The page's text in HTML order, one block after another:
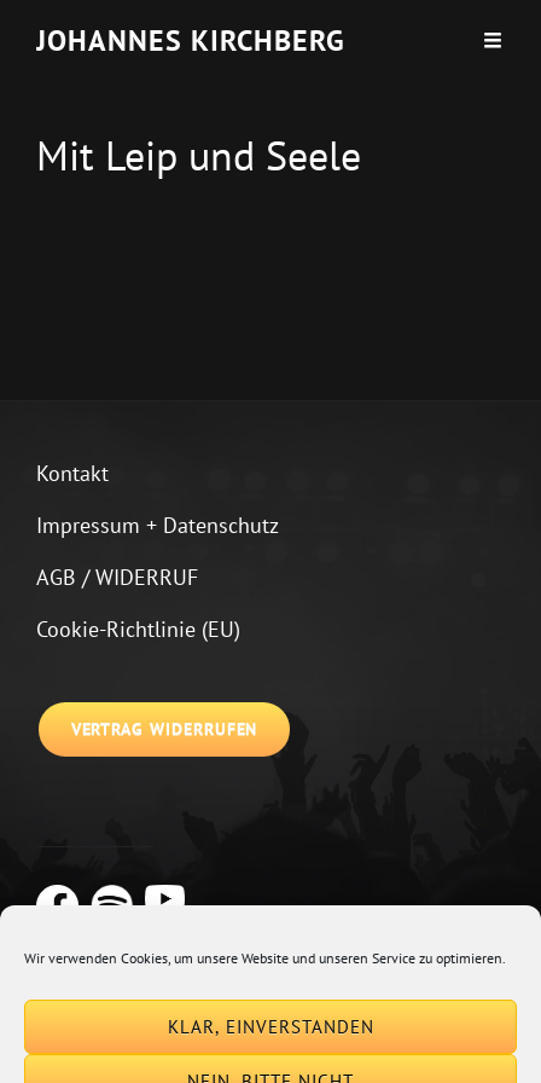
Wir verwenden Cookies, um unsere Website und unseren Service zu optimieren.
KLAR, EINVERSTANDEN
JOHANNES KIRCHBERG
Mit Leip und Seele
Kontakt
Impressum + Datenschutz
AGB / WIDERRUF
Cookie-Richtlinie (EU)
VERTRAG WIDERRUFEN
Euphony By Catch Themes